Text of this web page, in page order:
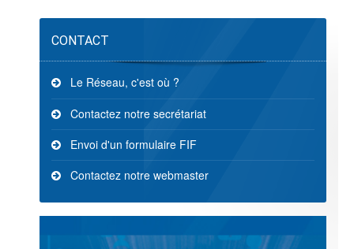
CONTACT
Le Réseau, c'est où ?
Contactez notre secrétariat
Envoi d'un formulaire FIF
Contactez notre webmaster